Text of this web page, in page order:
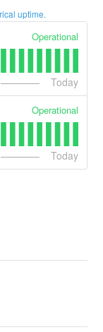
uptime.
Operational
Today
Operational
Today